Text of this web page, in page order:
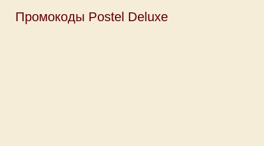
Промокоды Postel Deluxe